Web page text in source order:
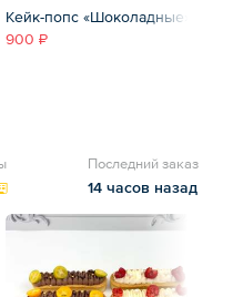
Кейк-попс «Шоколадные»
900 ₽
Последний заказ
14 часов назад